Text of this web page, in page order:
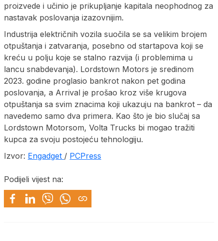
proizvede i učinio je prikupljanje kapitala neophodnog za
nastavak poslovanja izazovnijim.
Industrija električnih vozila suočila se sa velikim brojem
otpuštanja i zatvaranja, posebno od startapova koji se
kreću u polju koje se stalno razvija (i problemima u
lancu snabdevanja). Lordstown Motors je sredinom
2023. godine proglasio bankrot nakon pet godina
poslovanja, a Arrival je prošao kroz više krugova
otpuštanja sa svim znacima koji ukazuju na bankrot – da
navedemo samo dva primera. Kao što je bio slučaj sa
Lordstown Motorsom, Volta Trucks bi mogao tražiti
kupca za svoju postojeću tehnologiju.
Izvor: Engadget / PCPress
Podijeli vijest na: